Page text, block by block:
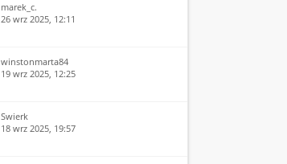
marek_c.
26 wrz 2025, 12:11
winstonmarta84
19 wrz 2025, 12:25
Swierk
18 wrz 2025, 19:57